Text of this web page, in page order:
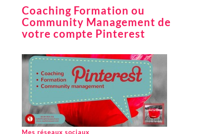
Coaching Formation ou
Community Management de
votre compte Pinterest
Mes réseaux sociaux